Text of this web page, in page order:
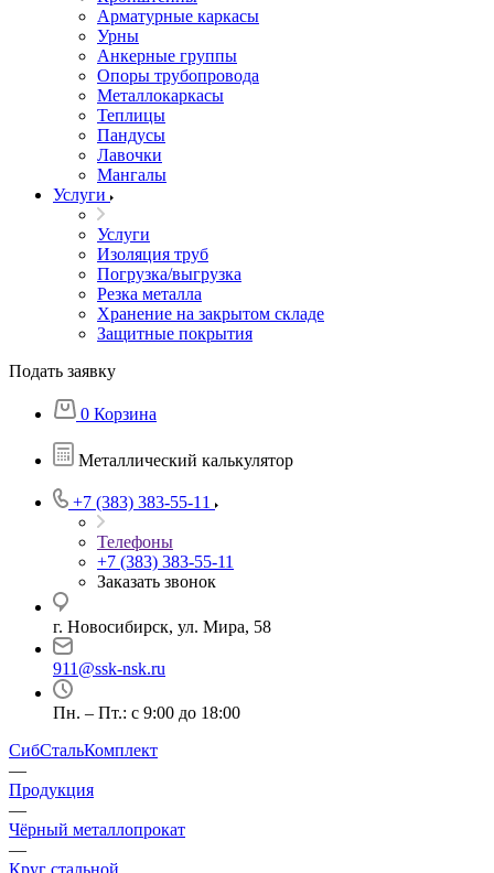
Арматурные каркасы
Урны
Анкерные группы
Опоры трубопровода
Металлокаркасы
Теплицы
Пандусы
Лавочки
Мангалы
Услуги
Услуги
Изоляция труб
Погрузка/выгрузка
Резка металла
Хранение на закрытом складе
Защитные покрытия
Подать заявку
0 Корзина
Металлический калькулятор
+7 (383) 383-55-11
Телефоны
+7 (383) 383-55-11
Заказать звонок
г. Новосибирск, ул. Мира, 58
911@ssk-nsk.ru
Пн. – Пт.: с 9:00 до 18:00
СибСтальКомплект
—
Продукция
—
Чёрный металлопрокат
—
Круг стальной